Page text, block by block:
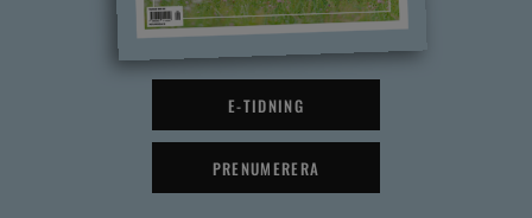
E-TIDNING
PRENUMERERA